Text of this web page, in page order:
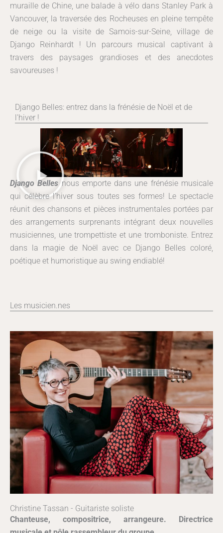
muraille de Chine, une balade à vélo dans Stanley Park à
Vancouver, la traversée des Rocheuses en pleine tempête
de neige ou la visite de Samois-sur-Seine, village de
Django Reinhardt ! Un parcours musical captivant à
travers des paysages grandioses et des anecdotes
savoureuses !
Django Belles: entrez dans la frénésie de Noël et de
l'hiver !
Django Bellesnous emporte dans une frénésie musicale
qui célèbre l’hiver sous toutes ses formes! Le spectacle
réunit des chansons et pièces instrumentales portées par
des arrangements surprenants intégrant deux nouvelles
musiciennes, une trompettiste et une tromboniste. Entrez
dans la magie de Noël avec ce Django Belles coloré,
poétique et humoristique au swing endiablé!
Les musicien.nes
Christine Tassan - Guitariste soliste
Chanteuse, compositrice, arrangeure. Directrice